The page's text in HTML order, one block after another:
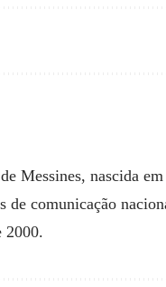
Messines, nascida
de comunicação
2000.